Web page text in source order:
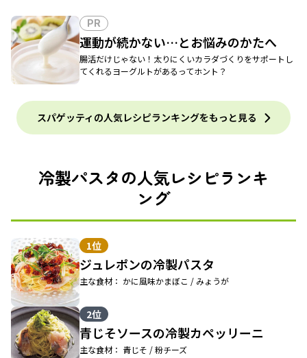
PR
運動が続かない…とお悩みのかたへ
腸活だけじゃない！太りにくいカラダづくりをサポートし
てくれるヨーグルトがあるってホント？
スパゲッティの人気レシピランキングをもっと見る
冷製パスタの人気レシピランキ
ング
1位
ジュレポンの冷製パスタ
主な食材： かに風味かまぼこ / みょうが
2位
青じそソースの冷製カペッリーニ
主な食材： 青じそ / 粉チーズ